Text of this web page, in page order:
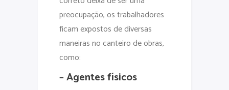
preocupação, os trabalhadores
ficam expostos de diversas
maneiras no canteiro de obras,
como:
– Agentes físicos